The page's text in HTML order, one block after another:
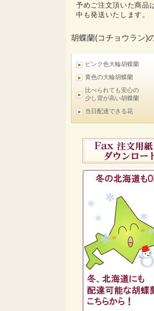
予めご注文頂いた商品
中も発送いたします。
胡蝶蘭(コチョウラン)
ピンク色大輪胡蝶蘭
黄色の大輪胡蝶蘭
比べられても安心の
少し背が高い胡蝶蘭
当日配達できる花